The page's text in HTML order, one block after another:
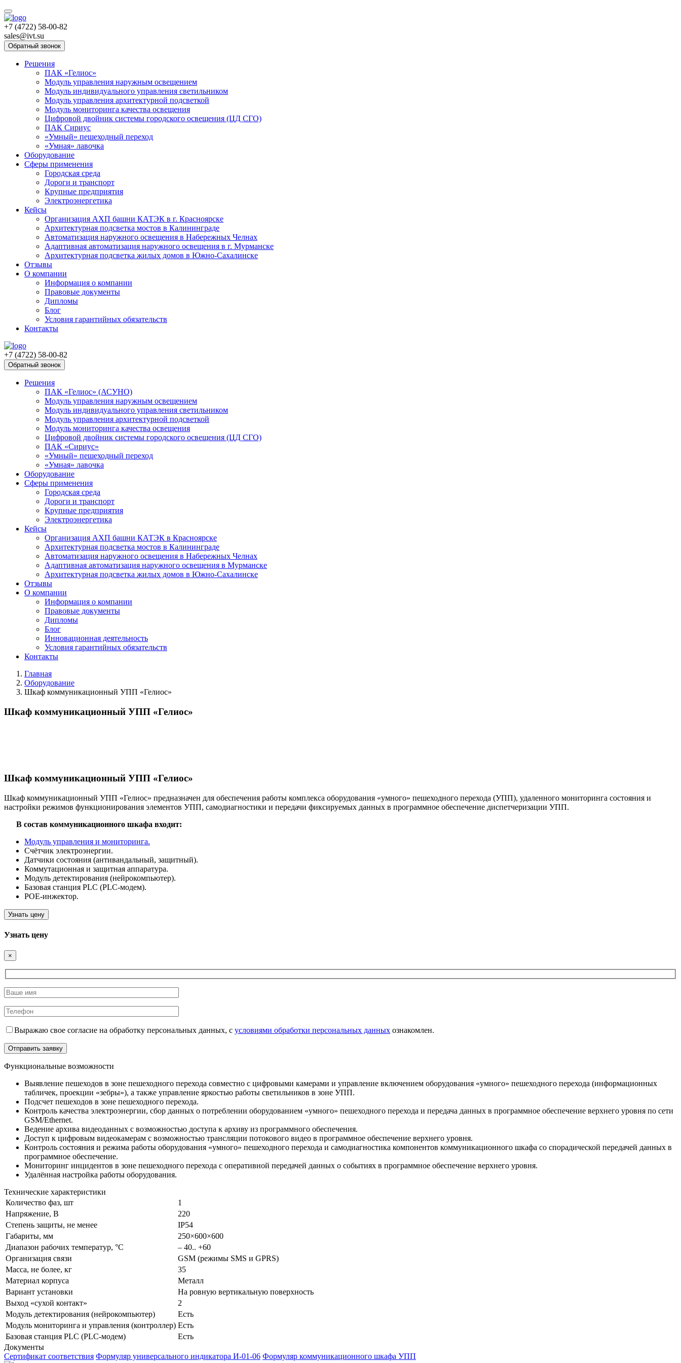
+7 (4722) 58-00-82
sales@ivt.su
Обратный звонок
Решения
ПАК «Гелиос»
Модуль управления наружным освещением
Модуль индивидуального управления светильником
Модуль управления архитектурной подсветкой
Модуль мониторинга качества освещения
Цифровой двойник системы городского освещения (ЦД СГО)
ПАК Сириус
«Умный» пешеходный переход
«Умная» лавочка
Оборудование
Сферы применения
Городская среда
Дороги и транспорт
Крупные предприятия
Электроэнергетика
Кейсы
Организация АХП башни КАТЭК в г. Красноярске
Архитектурная подсветка мостов в Калининграде
Автоматизация наружного освещения в Набережных Челнах
Адаптивная автоматизация наружного освещения в г. Мурманске
Архитектурная подсветка жилых домов в Южно-Сахалинске
Отзывы
О компании
Информация о компании
Правовые документы
Дипломы
Блог
Условия гарантийных обязательств
Контакты
+7 (4722) 58-00-82
Обратный звонок
Решения
ПАК «Гелиос» (АСУНО)
Модуль управления наружным освещением
Модуль индивидуального управления светильником
Модуль управления архитектурной подсветкой
Модуль мониторинга качества освещения
Цифровой двойник системы городского освещения (ЦД СГО)
ПАК «Сириус»
«Умный» пешеходный переход
«Умная» лавочка
Оборудование
Сферы применения
Городская среда
Дороги и транспорт
Крупные предприятия
Электроэнергетика
Кейсы
Организация АХП башни КАТЭК в Красноярске
Архитектурная подсветка мостов в Калининграде
Автоматизация наружного освещения в Набережных Челнах
Адаптивная автоматизация наружного освещения в Мурманске
Архитектурная подсветка жилых домов в Южно-Сахалинске
Отзывы
О компании
Информация о компании
Правовые документы
Дипломы
Блог
Инновационная деятельность
Условия гарантийных обязательств
Контакты
Главная
Оборудование
Шкаф коммуникационный УПП «Гелиос»
Шкаф коммуникационный УПП «Гелиос»
Шкаф коммуникационный УПП «Гелиос»
Шкаф коммуникационный УПП «Гелиос» предназначен для обеспечения работы комплекса оборудования «умного» пешеходного перехода (УПП), удаленного мониторинга состояния и
настройки режимов функционирования элементов УПП, самодиагностики и передачи фиксируемых данных в программное обеспечение диспетчеризации УПП.
В состав коммуникационного шкафа входит:
Модуль управления и мониторинга.
Счётчик электроэнергии.
Датчики состояния (антивандальный, защитный).
Коммутационная и защитная аппаратура.
Модуль детектирования (нейрокомпьютер).
Базовая станция PLC (PLC-модем).
POE-инжектор.
Узнать цену
Узнать цену
×
Выражаю свое согласие на обработку персональных данных, с условиями обработки персональных данных ознакомлен.
Функциональные возможности
Выявление пешеходов в зоне пешеходного перехода совместно с цифровыми камерами и управление включением оборудования «умного» пешеходного перехода (информационных
табличек, проекции «зебры»), а также управление яркостью работы светильников в зоне УПП.
Подсчет пешеходов в зоне пешеходного перехода.
Контроль качества электроэнергии, сбор данных о потреблении оборудованием «умного» пешеходного перехода и передача данных в программное обеспечение верхнего уровня по сети
GSM/Ethernet.
Ведение архива видеоданных с возможностью доступа к архиву из программного обеспечения.
Доступ к цифровым видеокамерам с возможностью трансляции потокового видео в программное обеспечение верхнего уровня.
Контроль состояния и режима работы оборудования «умного» пешеходного перехода и самодиагностика компонентов коммуникационного шкафа со спорадической передачей данных в
программное обеспечение.
Мониторинг инцидентов в зоне пешеходного перехода с оперативной передачей данных о событиях в программное обеспечение верхнего уровня.
Удалённая настройка работы оборудования.
Технические характеристики
Количество фаз, шт
1
Напряжение, В
220
Степень защиты, не менее
IP54
Габариты, мм
250×600×600
Диапазон рабочих температур, °С
– 40.. +60
Организация связи
GSM (режимы SMS и GPRS)
Масса, не более, кг
35
Материал корпуса
Металл
Вариант установки
На ровную вертикальную поверхность
Выход «сухой контакт»
2
Модуль детектирования (нейрокомпьютер)
Есть
Модуль мониторинга и управления (контроллер) Есть
Базовая станция PLC (PLC-модем)
Есть
Документы
Сертификат соответствия Формуляр универсального индикатора И-01-06 Формуляр коммуникационного шкафа УПП